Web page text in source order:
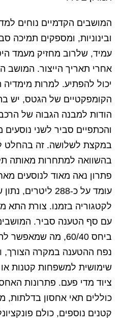
המושבים הקדמיים נוחים
ובינוניות, ומספקים תמיכה
עמיד, שלרוב מחזיק מעמד
אחרי תאריך הייצור. המושב
יכול להפתיע. למרות מימדיה
הקומפקטיים של הגטס, יש
הודות למבנה הגבוה של
והכתפיים סביר לשני נוסעים
במקצת לשלושה. זה בהחלט
בהשוואה למתחרות מאותה
פתרון נאה מאוד לנוסעים
עומד על כ-288
לקטגוריה בזמנו. צורת התא
עם סף הטענה סביר.
ביחס 60/40, מה
נפח ההטענה במקרה הצורך,
שימושית למשפחות קטנות או
ציוד מדי פעם. פתרונות
כוללים תאי אחסון בדלתות,
קטנים נוספים, כולם